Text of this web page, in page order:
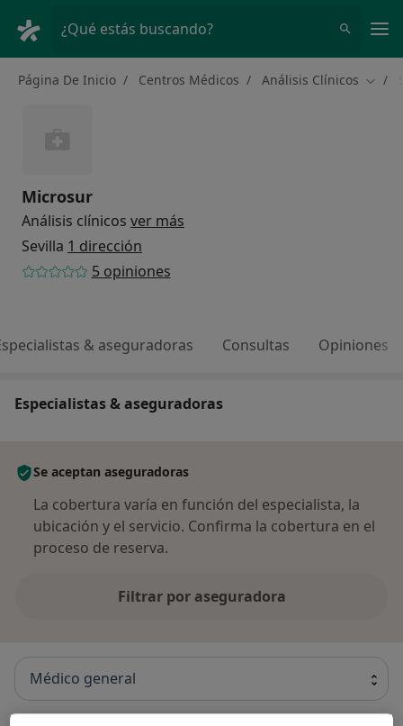
¿Qué estás buscando?
Página De Inicio Centros Médicos Análisis Clínicos
Microsur
Análisis clínicos ver más
Sevilla 1 dirección
5 opiniones
& aseguradoras Consultas Opiniones
Especialistas & aseguradoras
Se aceptan aseguradoras
La cobertura varía en función del especialista, la
ubicación y el servicio. Confirma la cobertura en el
proceso de reserva.
Filtrar por aseguradora
Médico general